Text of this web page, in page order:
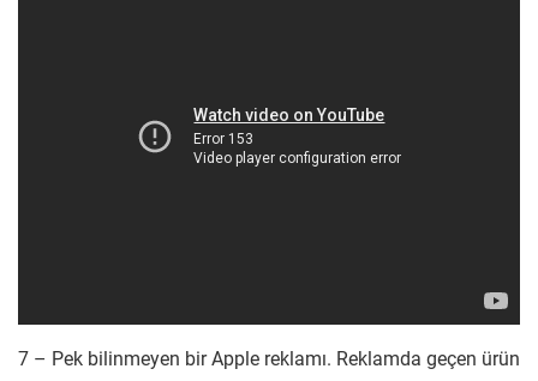
7 – Pek bilinmeyen bir Apple reklamı. Reklamda geçen ürün